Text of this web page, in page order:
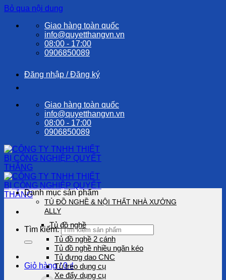
Bỏ qua nội dung
Giao hàng toàn quốc
info@quyetthangvn.vn
08:00 - 17:00
0906850089
Đăng nhập / Đăng ký
Giao hàng toàn quốc
info@quyetthangvn.vn
08:00 - 17:00
0906850089
Tìm kiếm:
Giỏ hàng /0₫
Danh mục sản phẩm
TỦ ĐỒ NGHỀ & NỘI THẤT NHÀ XƯỞNG
ALLY
Tủ đồ nghề
Tủ đồ nghề 2 cánh
Tủ đồ nghề nhiều ngăn kéo
Tủ đựng dao CNC
Tủ treo dụng cụ
Xe đẩy dụng cụ